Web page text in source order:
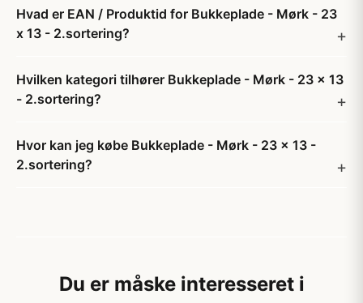
Hvad er EAN / Produktid for Bukkeplade - Mørk - 23
x 13 - 2.sortering?
Hvilken kategori tilhører Bukkeplade - Mørk - 23 x 13
- 2.sortering?
Hvor kan jeg købe Bukkeplade - Mørk - 23 x 13 -
2.sortering?
Du er måske interesseret i